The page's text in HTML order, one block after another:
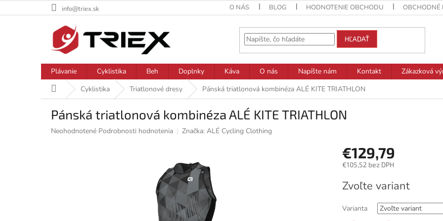
na
info@triex.sk O NÁS BLOG HODNOTENIE OBCHODU OBCHODNÉ
HĽADAŤ
Plávanie Cyklistika Beh Doplnky Káva O nás Napíšte nám Kontakt
Zákazková
DomovCyklistika Triatlonové dresy Pánská triatlonová kombinéza ALÉ KITE TRIATHLON
Pánská triatlonová kombinéza ALÉ KITE TRIATHLON
Priemerné
Neohodnotené Podrobnosti hodnotenia Značka: ALÉ Cycling Clothing
€129,79
€105,52 bez DPH
cena:
Zvoľte variant
Varianta